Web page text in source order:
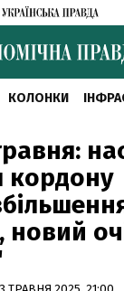
КОЛОНКИ
кордону
новий